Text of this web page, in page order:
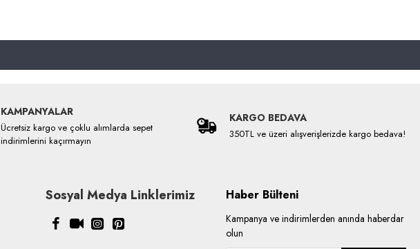
KAMPANYALAR
Ücretsiz kargo ve çoklu alımlarda sepet
indirimlerini kaçırmayın
KARGO BEDAVA
350TL ve üzeri alışverişlerizde kargo bedava!
Sosyal Medya Linklerimiz Haber Bülteni
Kampanya ve indirimlerden anında haberdar
olun